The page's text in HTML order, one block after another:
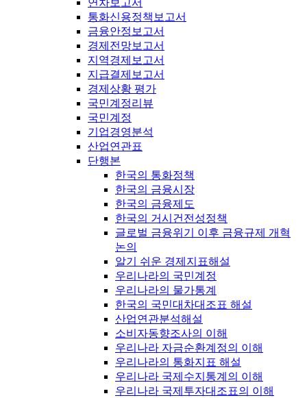
연차보고서
통화신용정책보고서
금융안정보고서
경제전망보고서
지역경제보고서
지급결제보고서
경제상황 평가
국민계정리뷰
국민계정
기업경영분석
산업연관표
단행본
한국의 통화정책
한국의 금융시장
한국의 금융제도
한국의 거시건전성정책
글로벌 금융위기 이후 금융규제 개혁
논의
알기 쉬운 경제지표해설
우리나라의 국민계정
우리나라의 물가통계
한국의 국민대차대조표 해설
산업연관분석해설
소비자동향조사의 이해
우리나라 자금순환계정의 이해
우리나라의 통화지표 해설
우리나라 국제수지통계의 이해
우리나라 국제투자대조표의 이해